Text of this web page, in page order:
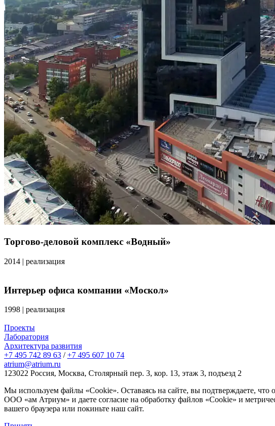
Торгово-деловой комплекс «Водный»
2014 | реализация
Интерьер офиса компании «Москол»
1998 | реализация
Проекты
Лаборатория
Архитектура развития
+7 495 742 89 63 / +7 495 607 10 74
atrium@atrium.ru
123022 Россия, Москва, Столярный пер. 3, кор. 13, этаж 3, подъезд 2
Мы используем файлы «Cookie». Оставаясь на сайте, вы подтверждаете, что
ООО «ам Атриум» и даете согласие на обработку файлов «Cookie» и
вашего браузера или покиньте наш сайт.